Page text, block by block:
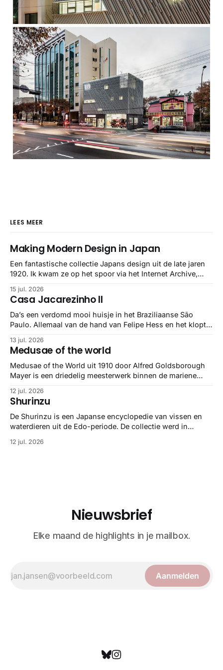
LEES MEER
Making Modern Design in Japan
Een fantastische collectie Japans design uit de late jaren
1920. Ik kwam ze op het spoor via het Internet Archive,
gebundeld in een: boek ✨ Daarin hebben ze alle scans een
stuk netter getrokken, maar op deze manier vind ik ze er
minstens
15 jul. 2026
Casa Jacarezinho II
Da’s een verdomd mooi huisje in het Braziliaanse São
Paulo. Allemaal van de hand van Felipe Hess en het klopt
13 jul. 2026
Medusae of the world
Medusae of the World uit 1910 door Alfred Goldsborough
Mayer is een driedelig meesterwerk binnen de mariene
gedetailleerd overzicht van kwallensoorten en hun
taxonomie. Het boek staat bekend om de combinatie van
strikte wetenschap met prachtige, handgetekende
illustraties en kleurendrukplaten van Mayer zelf.
12 jul. 2026
Shurinzu
De Shurinzu is een Japanse encyclopedie van vissen en
waterdieren uit de Edo-periode. De collectie werd in
bekend om verfijnde technieken en bijna driedimensionale
12 jul. 2026
Nieuwsbrief
Elke maand de highlights in je mailbox.
Aanmelden